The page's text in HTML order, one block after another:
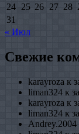
24 25 26 27 28
31
« Июл
Свежие
karayroza к
liman324 к
karayroza к
liman324 к
Andrey.2004